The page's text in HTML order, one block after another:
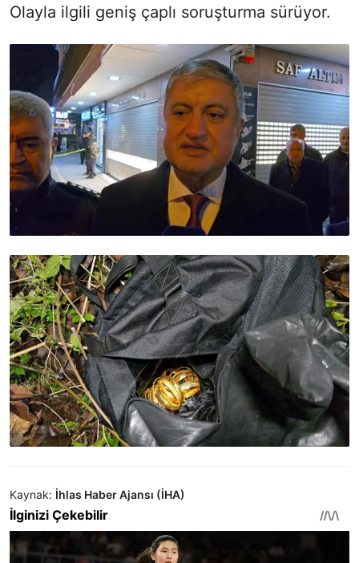
Olayla ilgili geniş çaplı soruşturma sürüyor.
Kaynak: İhlas Haber Ajansı (İHA)